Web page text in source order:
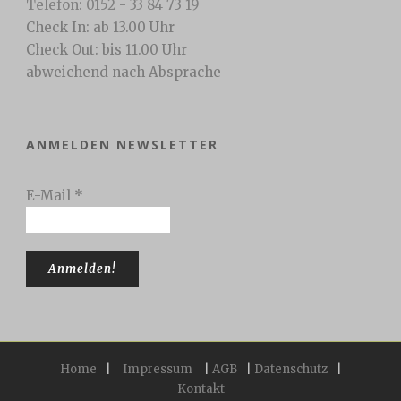
Telefon: 0152 - 33 84 73 19
Check In: ab 13.00 Uhr
Check Out: bis 11.00 Uhr
abweichend nach Absprache
ANMELDEN NEWSLETTER
E-Mail *
Home Impressum AGB Datenschutz
Kontakt